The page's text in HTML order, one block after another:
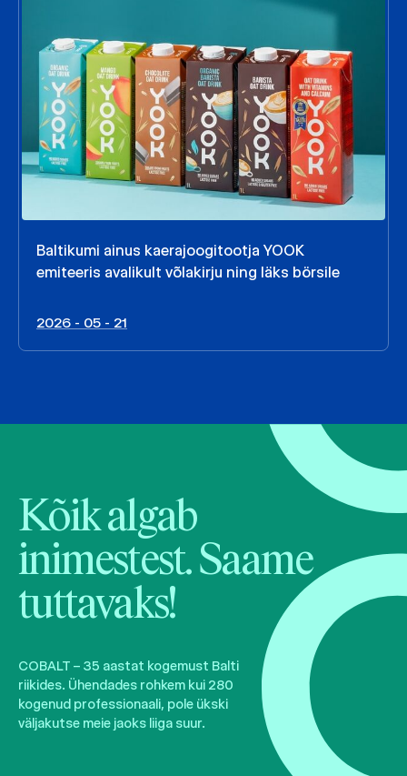
Baltikumi ainus kaerajoogitootja YOOK
emiteeris avalikult võlakirju ning läks börsile
2026 - 05 - 21
Kõik algab
inimestest. Saame
tuttavaks!
COBALT – 35 aastat kogemust Balti
riikides. Ühendades rohkem kui 280
kogenud professionaali, pole ükski
väljakutse meie jaoks liiga suur.